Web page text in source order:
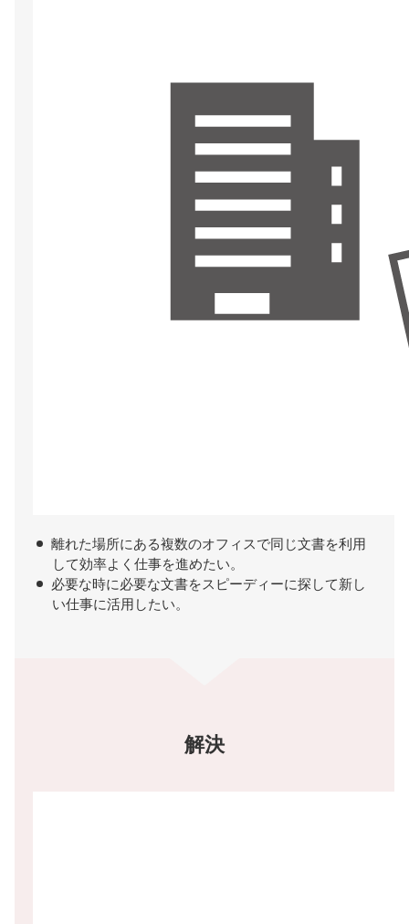
離れた場所にある複数のオフィスで同じ文書を利用
して効率よく仕事を進めたい。
必要な時に必要な文書をスピーディーに探して新し
い仕事に活用したい。
解決